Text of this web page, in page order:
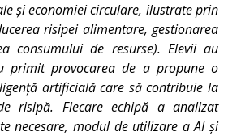
și economiei circulare, ilustrate prin
risipei alimentare, gestionarea
consumului de resurse). Elevii au
primit provocarea de a propune o
artificială care să contribuie la
risipă. Fiecare echipă a analizat
necesare, modul de utilizare a AI și